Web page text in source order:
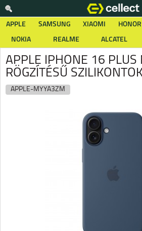
APPLE SAMSUNG XIAOMI HONOR
NOKIA
REALME ALCATEL
APPLE IPHONE 16 PLUS
RÖGZÍTÉSŰ
APPLE-MYYA3ZM